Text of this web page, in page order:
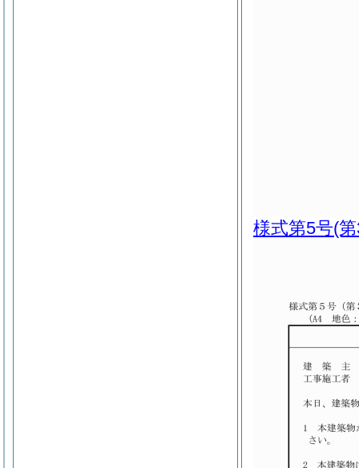
様式第5号(